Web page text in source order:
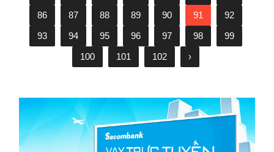
86
87 88 89 90 91
92
93
94 95 96 97 98
99
100
101 102 ›